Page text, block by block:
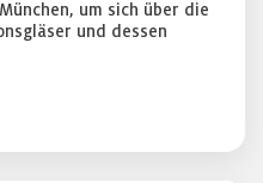
um sich über die
und dessen